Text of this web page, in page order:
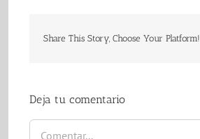
Share This Story, Choose Your Platform!
Deja tu comentario
Comentar